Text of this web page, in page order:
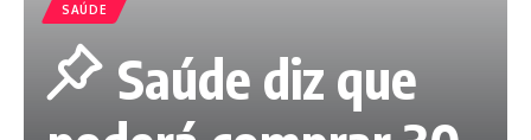
SAÚDE
Saúde diz que